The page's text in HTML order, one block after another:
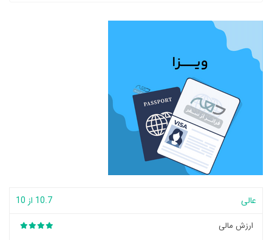
عالی 10.7 از 10
ارزش مالی